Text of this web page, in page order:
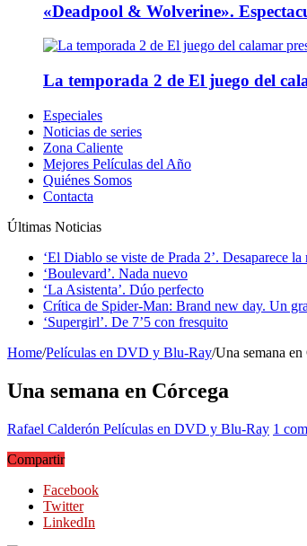
«Deadpool & Wolverine».
La temporada 2 de El juego del
Especiales
Noticias de series
Zona Caliente
Mejores Películas del Año
Quiénes Somos
Contacta
Últimas Noticias
‘El Diablo se viste de Prada 2’. Desaparece la
‘Boulevard’. Nada nuevo
‘La Asistenta’. Dúo perfecto
Crítica de Spider-Man: Brand new day. Un
‘Supergirl’. De 7’5 con fresquito
Home/Películas en DVD y Blu-Ray/Una semana en
Una semana en Córcega
Rafael Calderón Películas en DVD y Blu-Ray 1
Compartir
Facebook
Twitter
LinkedIn